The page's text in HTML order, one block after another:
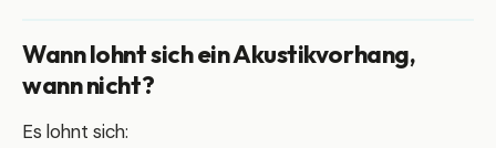
Wann lohnt sich ein Akustikvorhang,
wann nicht?
Es lohnt sich: